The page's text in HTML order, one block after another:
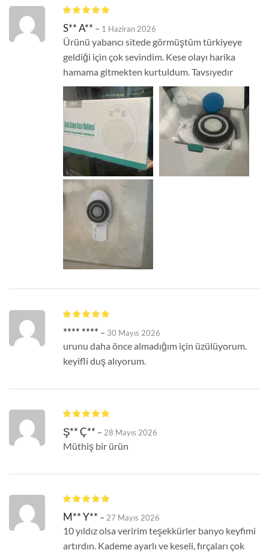
S** A** – 1 Haziran 2026
Ürünü yabancı sitede görmüştüm türkiyeye
geldiği için çok sevindim. Kese olayı harika
hamama gitmekten kurtuldum. Tavsıyedır
**** **** – 30 Mayıs 2026
urunu daha önce almadığım için üzülüyorum.
keyifli duş alıyorum.
Ş** Ç** – 28 Mayıs 2026
Müthiş bir ürün
M** Y** –27 Mayıs 2026
10 yıldız olsa veririm teşekkürler banyo keyfimi
artırdın. Kademe ayarlı ve keseli, fırçaları çok